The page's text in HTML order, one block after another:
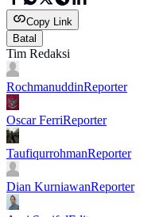
Copy Link
Batal
Tim Redaksi
RochmanuddinReporter
Oscar FerriReporter
TaufiqurrohmanReporter
Dian KurniawanReporter